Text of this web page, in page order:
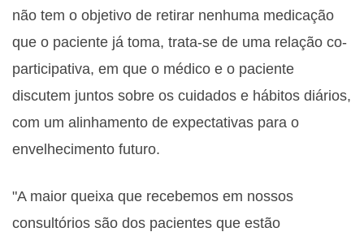
não tem o objetivo de retirar nenhuma medicação
que o paciente já toma, trata-se de uma relação co-
participativa, em que o médico e o paciente
discutem juntos sobre os cuidados e hábitos diários,
com um alinhamento de expectativas para o
envelhecimento futuro.
"A maior queixa que recebemos em nossos
consultórios são dos pacientes que estão